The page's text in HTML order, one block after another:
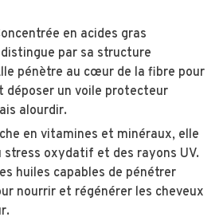
en acides gras
par sa structure
pénètre au cœur de la fibre pour
déposer un voile protecteur
alourdir.
en vitamines et minéraux, elle
oxydatif et des rayons UV.
huiles capables de pénétrer
nourrir et régénérer les cheveux